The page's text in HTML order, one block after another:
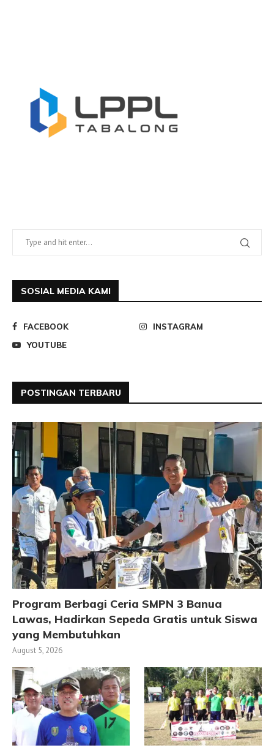
SOSIAL MEDIA KAMI
FACEBOOK
INSTAGRAM
YOUTUBE
POSTINGAN TERBARU
Program Berbagi Ceria SMPN 3 Banua
Lawas, Hadirkan Sepeda Gratis untuk Siswa
yang Membutuhkan
August 5, 2026